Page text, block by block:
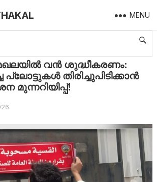
MENU
മേഖലയിൽ വൻ ശുദ്ധീകരണം: നിയമം ലംഘിച്ച പ്ലോട്ടുകൾ തിരിച്ചുപിടിക്കാൻ കുവൈറ്റ്, കർശന മുന്നറിയിപ്പ്!
വൻ ശുദ്ധീകരണം:
പ്ലോട്ടുകൾ തിരിച്ചുപിടിക്കാൻ
മുന്നറിയിപ്പ്!